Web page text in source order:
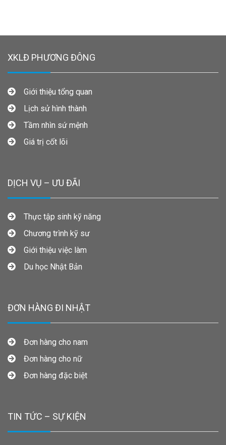
XKLĐ PHƯƠNG ĐÔNG
Giới thiệu tổng quan
Lịch sử hình thành
Tầm nhìn sứ mệnh
Giá trị cốt lõi
DỊCH VỤ – ƯU ĐÃI
Thực tập sinh kỹ năng
Chương trình kỹ sư
Giới thiệu việc làm
Du học Nhật Bản
ĐƠN HÀNG ĐI NHẬT
Đơn hàng cho nam
Đơn hàng cho nữ
Đơn hàng đặc biệt
TIN TỨC – SỰ KIỆN